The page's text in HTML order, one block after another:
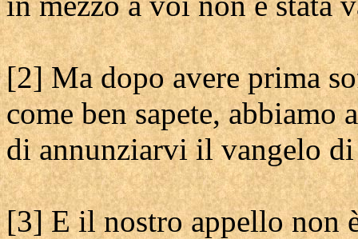
[2] Ma dopo avere prima
come ben sapete,
di annunziarvi il vangelo
[3] E il nostro appello non